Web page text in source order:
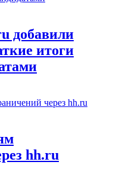
добавили
итоги
hh.ru